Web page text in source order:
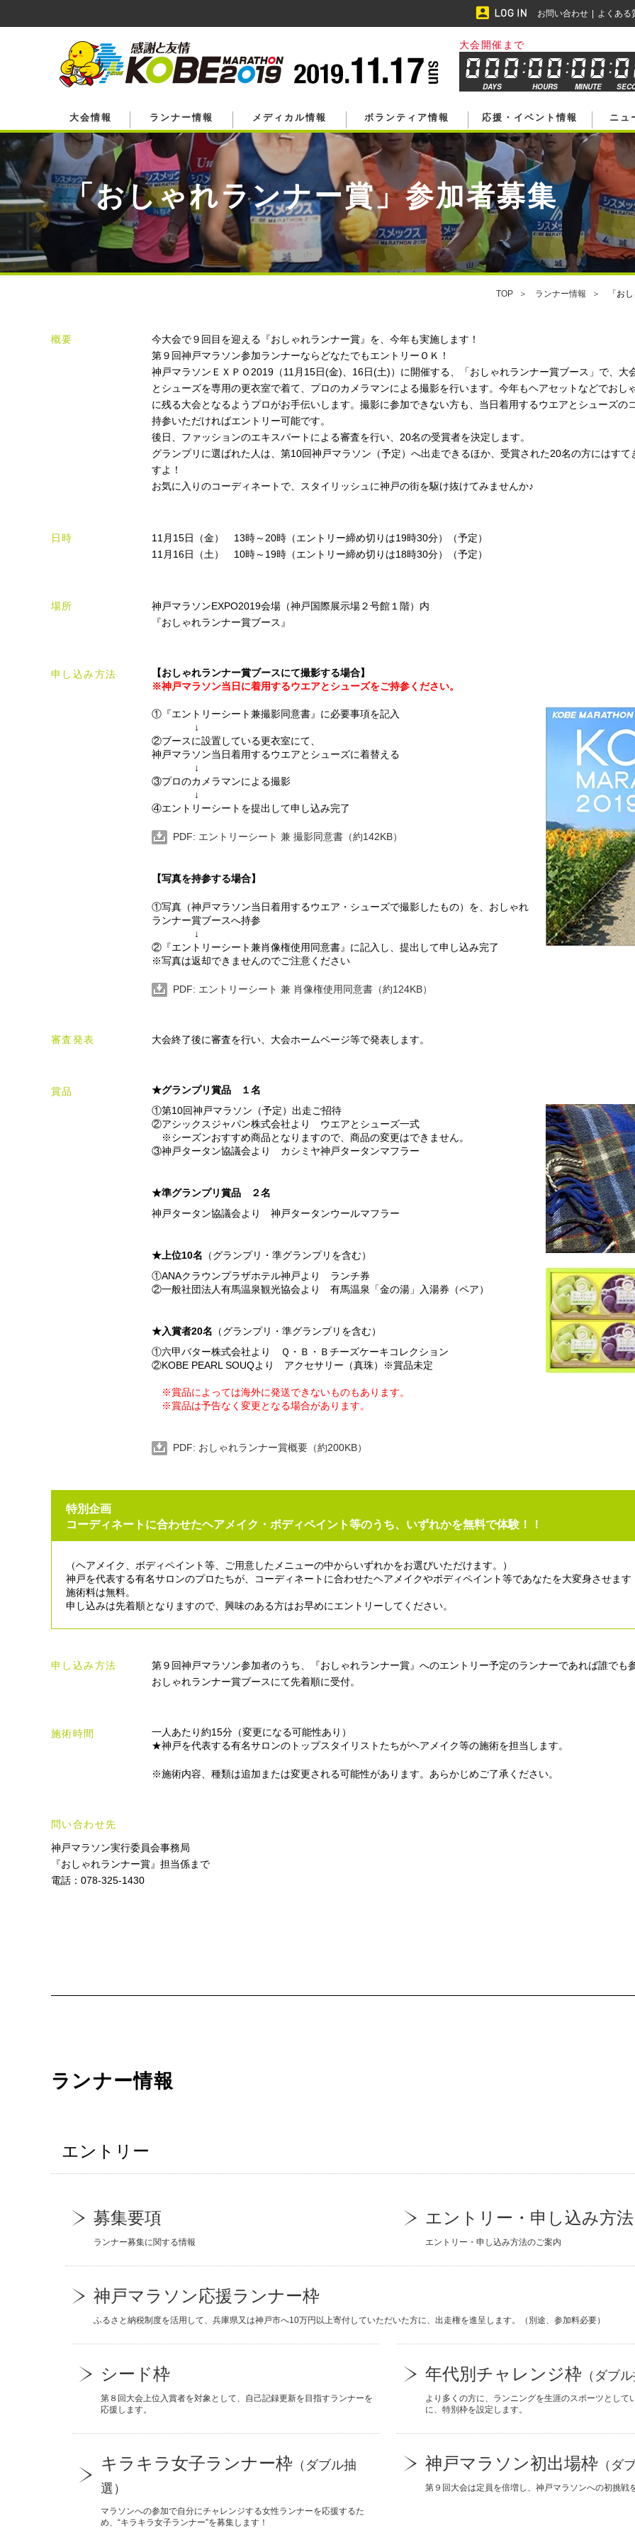
お問い合わせ よくある
大会開催まで
DAYS HOURS MINUTE
大会情報 ランナー情報 メディカル情報 ボランティア情報 応援・イベント情報 ニュ
「おしゃれランナー賞」参加者募集
TOP ランナー情報 「お
概要
今大会で９回目を迎える『おしゃれランナー賞』を、今年も実施します！
第９回神戸マラソン参加ランナーならどなたでもエントリーＯＫ！
神戸マラソンＥＸＰＯ2019（11月15日(金)、16日(土)）に開催する、「おしゃれランナー賞ブース」で、大
とシューズを専用の更衣室で着て、プロのカメラマンによる撮影を行います。今年もヘアセットなどでおし
に残る大会となるようプロがお手伝いします。撮影に参加できない方も、当日着用するウエアとシューズの
持参いただければエントリー可能です。
後日、ファッションのエキスパートによる審査を行い、20名の受賞者を決定します。
グランプリに選ばれた人は、第10回神戸マラソン（予定）へ出走できるほか、受賞された20名の方にはす
すよ！
お気に入りのコーディネートで、スタイリッシュに神戸の街を駆け抜けてみませんか♪
日時
11月15日（金） 13時～20時（エントリー締め切りは19時30分）（予定）
11月16日（土） 10時～19時（エントリー締め切りは18時30分）（予定）
場所
神戸マラソンEXPO2019会場（神戸国際展示場２号館１階）内
『おしゃれランナー賞ブース』
申し込み方法
【おしゃれランナー賞ブースにて撮影する場合】
※神戸マラソン当日に着用するウエアとシューズをご持参ください。
①『エントリーシート兼撮影同意書』に必要事項を記入
↓
②ブースに設置している更衣室にて、
神戸マラソン当日着用するウエアとシューズに着替える
↓
③プロのカメラマンによる撮影
↓
④エントリーシートを提出して申し込み完了
PDF: エントリーシート 兼 撮影同意書（約142KB）
【写真を持参する場合】
①写真（神戸マラソン当日着用するウエア・シューズで撮影したもの）を、おしゃれ
ランナー賞ブースへ持参
↓
②『エントリーシート兼肖像権使用同意書』に記入し、提出して申し込み完了
※写真は返却できませんのでご注意ください
PDF: エントリーシート 兼 肖像権使用同意書（約124KB）
審査発表 大会終了後に審査を行い、大会ホームページ等で発表します。
賞品
★グランプリ賞品 １名
①第10回神戸マラソン（予定）出走ご招待
②アシックスジャパン株式会社より ウエアとシューズ一式
※シーズンおすすめ商品となりますので、商品の変更はできません。
③神戸タータン協議会より カシミヤ神戸タータンマフラー
★準グランプリ賞品 ２名
神戸タータン協議会より 神戸タータンウールマフラー
★上位10名 （グランプリ・準グランプリを含む）
①ANAクラウンプラザホテル神戸より ランチ券
②一般社団法人有馬温泉観光協会より 有馬温泉「金の湯」入湯券（ペア）
★入賞者20名 （グランプリ・準グランプリを含む）
①六甲バター株式会社より Ｑ・Ｂ・Ｂチーズケーキコレクション
②KOBE PEARL SOUQより アクセサリー（真珠）※賞品未定
※賞品によっては海外に発送できないものもあります。
※賞品は予告なく変更となる場合があります。
PDF: おしゃれランナー賞概要（約200KB）
特別企画
コーディネートに合わせたヘアメイク・ボディペイント等のうち、いずれかを無料で体験！！
（ヘアメイク、ボディペイント等、ご用意したメニューの中からいずれかをお選びいただけます。）
神戸を代表する有名サロンのプロたちが、コーディネートに合わせたヘアメイクやボディペイント等であなたを大変身させます
施術料は無料。
申し込みは先着順となりますので、興味のある方はお早めにエントリーしてください。
申し込み方法
第９回神戸マラソン参加者のうち、『おしゃれランナー賞』へのエントリー予定のランナーであれば誰でも
おしゃれランナー賞ブースにて先着順に受付。
施術時間
一人あたり約15分（変更になる可能性あり）
★神戸を代表する有名サロンのトップスタイリストたちがヘアメイク等の施術を担当します。
※施術内容、種類は追加または変更される可能性があります。あらかじめご了承ください。
問い合わせ先
神戸マラソン実行委員会事務局
『おしゃれランナー賞』担当係まで
電話：078-325-1430
ランナー情報
エントリー
募集要項
ランナー募集に関する情報
エントリー・申し込み方法
エントリー・申し込み方法のご案内
神戸マラソン応援ランナー枠
ふるさと納税制度を活用して、兵庫県又は神戸市へ10万円以上寄付していただいた方に、出走権を進呈します。（別途、参加料必要）
シード枠
第８回大会上位入賞者を対象として、自己記録更新を目指すランナーを
応援します。
年代別チャレンジ枠 （ダブ
より多くの方に、ランニングを生涯のスポーツとして
に、特別枠を設定します。
キラキラ女子ランナー枠 （ダブル抽
選）
マラソンへの参加で自分にチャレンジする女性ランナーを応援するた
め、“キラキラ女子ランナー”を募集します！
神戸マラソン初出場枠 （ダ
第９回大会は定員を倍増し、神戸マラソンへの初挑戦